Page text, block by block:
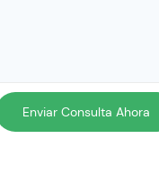
Enviar Consulta Ahora